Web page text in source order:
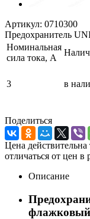
Артикул: 0710300
Предохранитель
Номинальная
сила тока, А
3 в
Поделиться
Цена
отличаться от цен
Описание